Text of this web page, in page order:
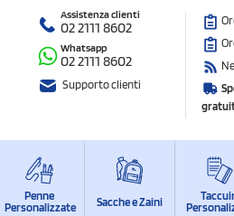
Assistenza clienti
02 2111 8602
Whatsapp
02 2111 8602
Supporto clienti
Penne
Personalizzate
Sacche e Zaini